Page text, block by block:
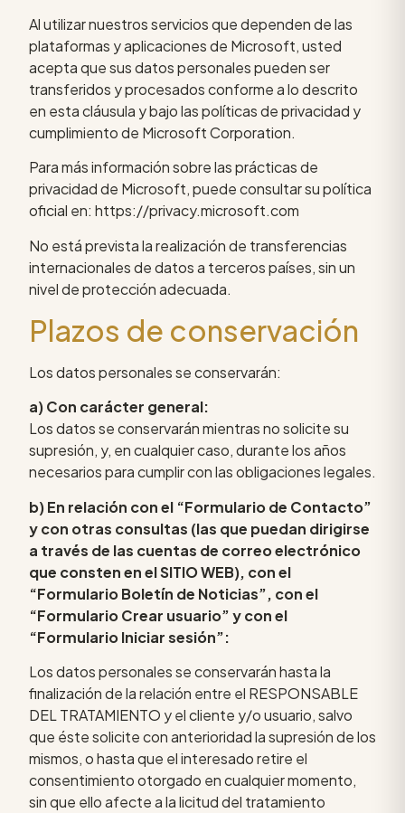
Al utilizar nuestros servicios que dependen de las
plataformas y aplicaciones de Microsoft, usted
acepta que sus datos personales pueden ser
transferidos y procesados conforme a lo descrito
en esta cláusula y bajo las políticas de privacidad y
cumplimiento de Microsoft Corporation.
Para más información sobre las prácticas de
privacidad de Microsoft, puede consultar su política
oficial en: https://privacy.microsoft.com
No está prevista la realización de transferencias
internacionales de datos a terceros países, sin un
nivel de protección adecuada.
Plazos de conservación
Los datos personales se conservarán:
a) Con carácter general:
Los datos se conservarán mientras no solicite su
supresión, y, en cualquier caso, durante los años
necesarios para cumplir con las obligaciones legales.
b) En relación con el “Formulario de Contacto”
y con otras consultas (las que puedan dirigirse
a través de las cuentas de correo electrónico
que consten en el SITIO WEB), con el
“Formulario Boletín de Noticias”, con el
“Formulario Crear usuario” y con el
“Formulario Iniciar sesión”:
Los datos personales se conservarán hasta la
finalización de la relación entre el RESPONSABLE
DEL TRATAMIENTO y el cliente y/o usuario, salvo
que éste solicite con anterioridad la supresión de los
mismos, o hasta que el interesado retire el
consentimiento otorgado en cualquier momento,
sin que ello afecte a la licitud del tratamiento